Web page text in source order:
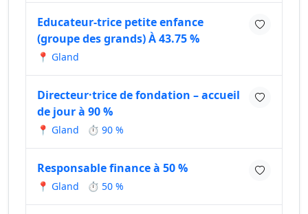
Educateur-trice petite enfance
(groupe des grands) À 43.75 %
📍 Gland
Directeur·trice de fondation – accueil
de jour à 90 %
📍 Gland ⏱ 90 %
Responsable finance à 50 %
📍 Gland ⏱ 50 %